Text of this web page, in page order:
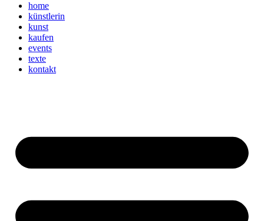
home
künstlerin
kunst
kaufen
events
texte
kontakt